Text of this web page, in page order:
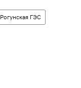
Рогунская ГЭС